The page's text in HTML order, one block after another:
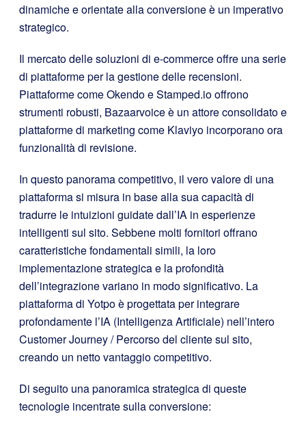
dinamiche e orientate alla conversione è un imperativo
strategico.
Il mercato delle soluzioni di e-commerce offre una serie
di piattaforme per la gestione delle recensioni.
Piattaforme come Okendo e Stamped.io offrono
strumenti robusti, Bazaarvoice è un attore consolidato e
piattaforme di marketing come Klaviyo incorporano ora
funzionalità di revisione.
In questo panorama competitivo, il vero valore di una
piattaforma si misura in base alla sua capacità di
tradurre le intuizioni guidate dall’IA in esperienze
intelligenti sul sito. Sebbene molti fornitori offrano
caratteristiche fondamentali simili, la loro
implementazione strategica e la profondità
dell’integrazione variano in modo significativo. La
piattaforma di Yotpo è progettata per integrare
profondamente l’IA (Intelligenza Artificiale) nell’intero
Customer Journey / Percorso del cliente sul sito,
creando un netto vantaggio competitivo.
Di seguito una panoramica strategica di queste
tecnologie incentrate sulla conversione: